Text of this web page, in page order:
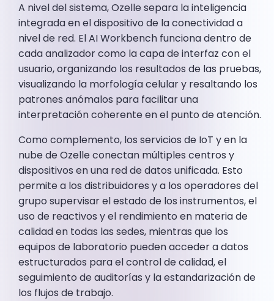
A nivel del sistema, Ozelle separa la inteligencia
integrada en el dispositivo de la conectividad a
nivel de red. El AI Workbench funciona dentro de
cada analizador como la capa de interfaz con el
usuario, organizando los resultados de las pruebas,
visualizando la morfología celular y resaltando los
patrones anómalos para facilitar una
interpretación coherente en el punto de atención.
Como complemento, los servicios de IoT y en la
nube de Ozelle conectan múltiples centros y
dispositivos en una red de datos unificada. Esto
permite a los distribuidores y a los operadores del
grupo supervisar el estado de los instrumentos, el
uso de reactivos y el rendimiento en materia de
calidad en todas las sedes, mientras que los
equipos de laboratorio pueden acceder a datos
estructurados para el control de calidad, el
seguimiento de auditorías y la estandarización de
los flujos de trabajo.